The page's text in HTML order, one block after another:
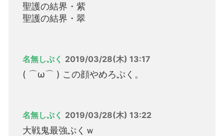
聖護の結界・紫
聖護の結界・翠
名無しぷく 2019/03/28(木) 13:17
( ⌒ω⌒ ) この顔やめろぷく。
名無しぷく 2019/03/28(木) 13:22
大戦鬼最強ぷくｗ